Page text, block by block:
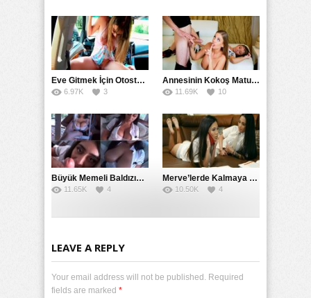
Eve Gitmek İçin Otostop Çeken Üniversiteli Bedelini Ödedi
6.97K 3
Annesinin Kokoş Mature Arkadaşı Tarafından Saksoya Uğradı
11.69K 10
Büyük Memeli Baldızının Takipçilerinin Çoğalması İçin Yardım Etti
11.65K 4
Merve’lerde Kalmaya Gelen Liseli Kız Fanteziyi Dibine Verdirdi
10.50K 4
LEAVE A REPLY
Your email address will not be published. Required
fields are marked *